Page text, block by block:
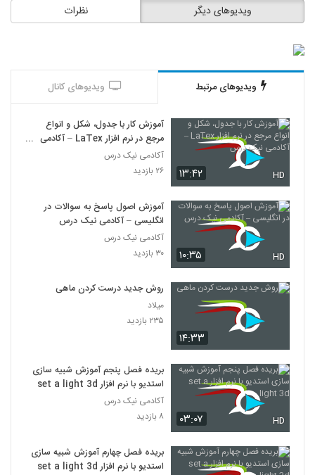
نظرات ویدیوهای دیگر
ویدیوهای مرتبط ویدیوهای کانال
۱۳:۴۲ HD
آموزش کار با جدول، شکل و انواع
مرجع در نرم افزار LaTex – آکادمی
نیک درس
آکادمی نیک درس
۲۶ بازدید
۱۰:۳۵ HD
آموزش اصول پاسخ به سوالات در
انگلیسی – آکادمی نیک درس
آکادمی نیک درس
۳۰ بازدید
۱۴:۳۳
روش جدید درست کردن ماهی
میلاد
۲۳۵ بازدید
۰۳:۰۷ HD
بریده فصل پنجم آموزش شبیه سازی
استدیو با نرم افزار set a light 3d
آکادمی نیک درس
۸ بازدید
بریده فصل چهارم آموزش شبیه سازی
استدیو با نرم افزار set a light 3d